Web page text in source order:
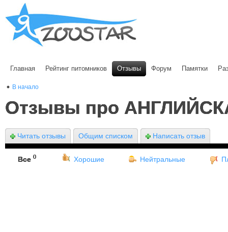
Главная Рейтинг питомников Отзывы Форум Памятки
В начало
Отзывы про
Читать отзывы Общим списком Написать отзыв
Все 0 Хорошие Нейтральные